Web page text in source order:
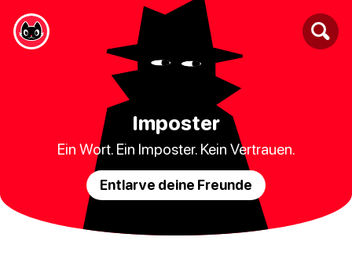
Imposter
Ein Wort. Ein Imposter. Kein Vertrauen.
Entlarve deine Freunde